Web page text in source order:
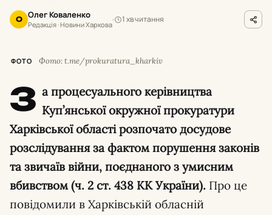
О Олег Коваленко
Редакція · Новини Харкова
1 хв читання
ФОТО Фото: t.me/prokuratura_kharkiv
З а процесуального керівництва
Куп’янської окружної прокуратури
Харківської області розпочато досудове
розслідування за фактом порушення законів
та звичаїв війни, поєднаного з умисним
вбивством (ч. 2 ст. 438 КК України). Про це
повідомили в Харківській обласній